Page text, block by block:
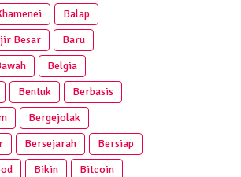
Balap
Besar
Baru
Belgia
Bentuk
Berbasis
Bergejolak
Bersejarah
Bersiap
Bikin
Bitcoin